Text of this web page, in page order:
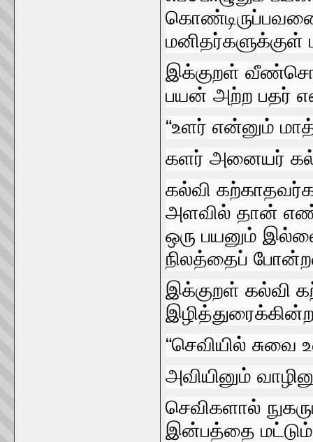
மனிதர்களுக்குள்‌
இக்குறள்‌
பயன்‌ அற்ற பதர்‌
“உளர்‌ என்னும்‌
களர்‌ அனையர்‌
கல்வி
அளவில்‌ தான்‌
ஒரு பயனும்‌
நிலத்தைப்‌
இக்குறள்‌ கல்வி
“செவியில்‌
அவியினும்‌
செவிகளால்‌
இன்பத்தை